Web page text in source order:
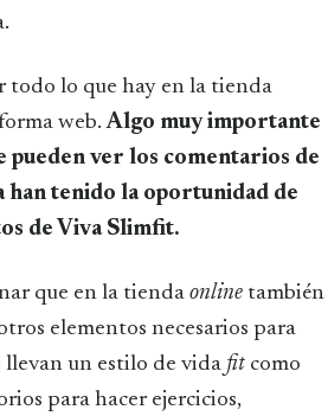
todo lo que hay en la tienda
web.Algo muy importante
pueden ver los comentarios de
han tenido la oportunidad de
de Viva Slimfit.
que en la tienda online también
elementos necesarios para
llevan un estilo de vida fit como
para hacer ejercicios,